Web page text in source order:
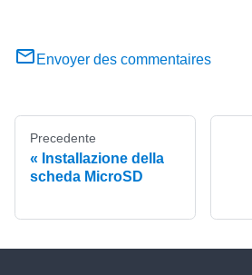
Envoyer des commentaires
Precedente
Installazione della
scheda MicroSD